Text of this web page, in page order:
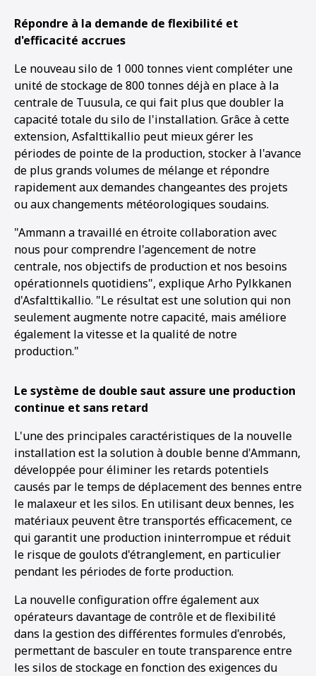
1 23
Répondre à la demande de flexibilité et
d'efficacité accrues
Le nouveau silo de 1 000 tonnes vient compléter une
unité de stockage de 800 tonnes déjà en place à la
centrale de Tuusula, ce qui fait plus que doubler la
capacité totale du silo de l'installation. Grâce à cette
extension, Asfalttikallio peut mieux gérer les
périodes de pointe de la production, stocker à l'avance
de plus grands volumes de mélange et répondre
rapidement aux demandes changeantes des projets
ou aux changements météorologiques soudains.
"Ammann a travaillé en étroite collaboration avec
nous pour comprendre l'agencement de notre
centrale, nos objectifs de production et nos besoins
opérationnels quotidiens", explique Arho Pylkkanen
d'Asfalttikallio. "Le résultat est une solution qui non
seulement augmente notre capacité, mais améliore
également la vitesse et la qualité de notre
production."
Le système de double saut assure une production
continue et sans retard
L'une des principales caractéristiques de la nouvelle
installation est la solution à double benne d'Ammann,
développée pour éliminer les retards potentiels
causés par le temps de déplacement des bennes entre
le malaxeur et les silos. En utilisant deux bennes, les
matériaux peuvent être transportés efficacement, ce
qui garantit une production ininterrompue et réduit
le risque de goulots d'étranglement, en particulier
pendant les périodes de forte production.
La nouvelle configuration offre également aux
opérateurs davantage de contrôle et de flexibilité
dans la gestion des différentes formules d'enrobés,
permettant de basculer en toute transparence entre
les silos de stockage en fonction des exigences du